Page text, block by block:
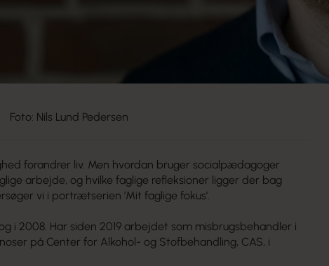
Foto: Nils Lund Pedersen
forandrer liv. Men hvordan bruger socialpædagoger
arbejde, og hvilke faglige refleksioner ligger der bag
vi i portrætserien ’Mit faglige fokus’.
i 2008. Har siden 2019 arbejdet som misbrugsbehandler i
på Center for Alkohol- og Stofbehandling, CAS, i